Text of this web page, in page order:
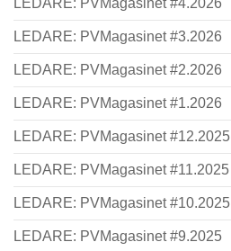
LEDARE: PVMagasinet #4.2026
LEDARE: PVMagasinet #3.2026
LEDARE: PVMagasinet #2.2026
LEDARE: PVMagasinet #1.2026
LEDARE: PVMagasinet #12.2025
LEDARE: PVMagasinet #11.2025
LEDARE: PVMagasinet #10.2025
LEDARE: PVMagasinet #9.2025